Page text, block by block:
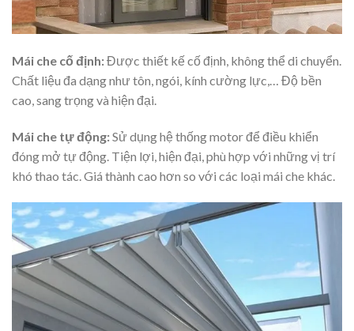
Mái che cố định:Được thiết kế cố định, không thể di chuyển.
Chất liệu đa dạng như tôn, ngói, kính cường lực,… Độ bền
cao, sang trọng và hiện đại.
Mái che tự động:Sử dụng hệ thống motor để điều khiển
đóng mở tự động. Tiện lợi, hiện đại, phù hợp với những vị trí
khó thao tác. Giá thành cao hơn so với các loại mái che khác.